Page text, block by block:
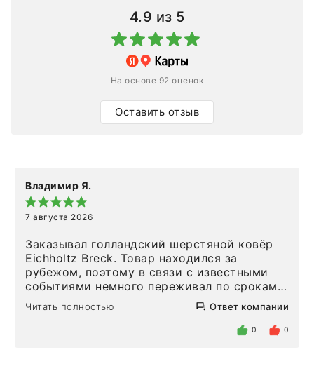
4.9 из 5
На основе 92 оценок
Оставить отзыв
Владимир Я.
7 августа 2026
Заказывал голландский шерстяной ковёр
Eichholtz Breck. Товар находился за
рубежом, поэтому в связи с известными
событиями немного переживал по срокам.
Но homeadore привезли ровно в
определенное в договоре время, без
Читать полностью Ответ компании
0 0